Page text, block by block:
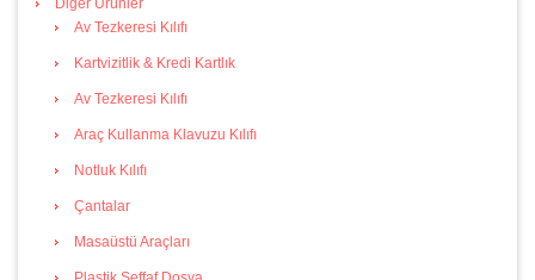
Diğer Ürünler
Av Tezkeresi Kılıfı
Kartvizitlik & Kredi Kartlık
Av Tezkeresi Kılıfı
Araç Kullanma Klavuzu Kılıfı
Notluk Kılıfı
Çantalar
Masaüstü Araçları